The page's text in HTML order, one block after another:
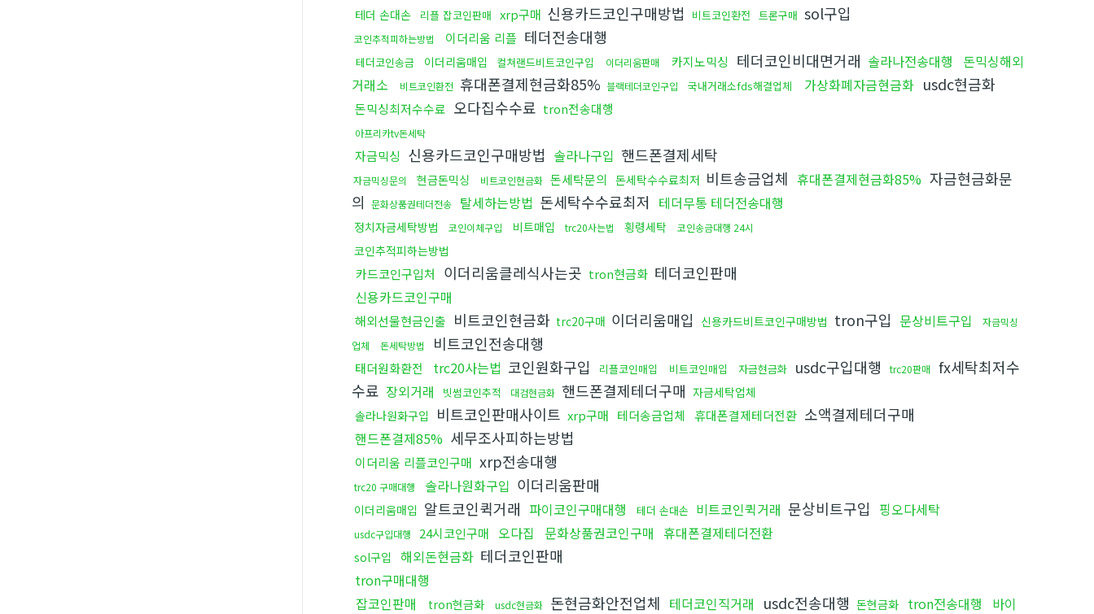
테더 손대손 리플 잡코인판매 xrp구매 신용카드코인구매방법 비트코인환전 트론구매 sol구입
코인추적피하는방법 이더리움 리플 테더전송대행
테더코인송금 이더리움매입 컬쳐랜드비트코인구입 이더리움판매 카지노믹싱 테더코인비대면거래 솔라나전송대행
돈믹싱해외
거래소
비트코인환전 휴대폰결제현금화85% 블랙테더코인구입 국내거래소fds해결업체 가상화폐자금현금화 usdc현금화
돈믹싱최저수수료 오다집수수료 tron전송대행
아프리카tv돈세탁
자금믹싱 신용카드코인구매방법 솔라나구입 핸드폰결제세탁
자금믹싱문의 현금돈믹싱 비트코인현금화 돈세탁문의 돈세탁수수료최저 비트송금업체 휴대폰결제현금화85% 자금현금화문
의 문화상품권테더전송 탈세하는방법 돈세탁수수료최저 테더무통 테더전송대행
정치자금세탁방법 코인이체구입 비트매입 trc20사는법 횡령세탁 코인송금대행 24시
코인추적피하는방법
카드코인구입처 이더리움클레식사는곳 tron현금화 테더코인판매
신용카드코인구매
해외선물현금인출 비트코인현금화 trc20구매 이더리움매입 신용카드비트코인구매방법 tron구입 문상비트구입
자금믹싱
업체
돈세탁방법 비트코인전송대행
태더원화환전 trc20사는법 코인원화구입 리플코인매입 비트코인매입 자금현금화 usdc구입대행 trc20판매 fx세탁최저수
수료 장외거래 빗썸코인추적 대검현금화 핸드폰결제테더구매 자금세탁업체
솔라나원화구입
비트코인판매사이트 xrp구매 테더송금업체 휴대폰결제테더전환 소액결제테더구매
핸드폰결제85% 세무조사피하는방법
이더리움 리플코인구매 xrp전송대행
trc20 구매대행 솔라나원화구입 이더리움판매
이더리움매입 알트코인퀵거래 파이코인구매대행 테더 손대손 비트코인퀵거래 문상비트구입 핑오다세탁
usdc구입대행 24시코인구매 오다집 문화상품권코인구매 휴대폰결제테더전환
sol구입 해외돈현금화 테더코인판매
tron구매대행
잡코인판매
tron현금화 usdc현금화 돈현금화안전업체 테더코인직거래 usdc전송대행 돈현금화 tron전송대행
바이